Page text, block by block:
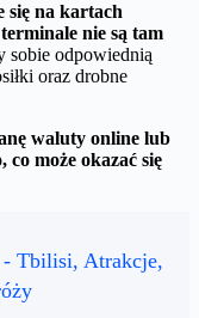
się na kartach
nie są tam
sobie odpowiednią
oraz drobne
waluty online lub
co może okazać się
Tbilisi, Atrakcje,